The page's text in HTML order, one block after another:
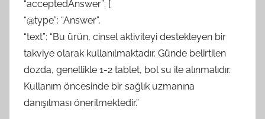
“acceptedAnswer”: {
“@type”: “Answer”,
“text”: “Bu ürün, cinsel aktiviteyi destekleyen bir
takviye olarak kullanılmaktadır. Günde belirtilen
dozda, genellikle 1-2 tablet, bol su ile alınmalıdır.
Kullanım öncesinde bir sağlık uzmanına
danışılması önerilmektedir.”